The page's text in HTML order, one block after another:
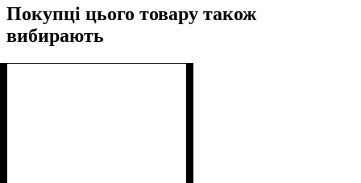
Покупці цього товару також
вибирають